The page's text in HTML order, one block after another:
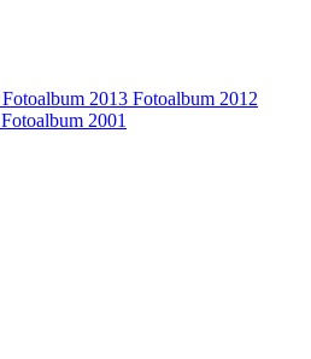
Fotoalbum 2013 Fotoalbum 2012
Fotoalbum 2001